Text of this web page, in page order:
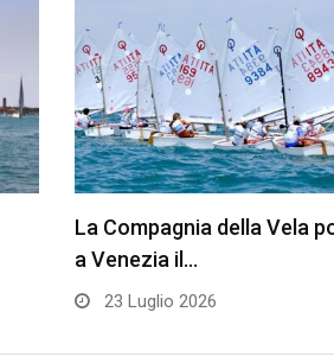
La Compagnia della Vela
a Venezia il…
23 Luglio 2026